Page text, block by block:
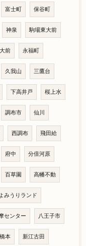
富士町 保谷町
神泉 駒場東大前
前 永福町
久我山 三鷹台
下高井戸 桜上水
調布市 仙川
西調布 飛田給
府中 分倍河原
百草園 高幡不動
みうりランド
センター 八王子市
橋本 新江古田